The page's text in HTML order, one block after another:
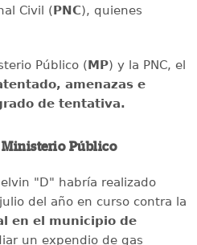
Civil (PNC), quienes
Público (MP) y la PNC, el
amenazas e
de tentativa.
Público
"D" habría realizado
del año en curso contra la
en el municipio de
un expendio de gas